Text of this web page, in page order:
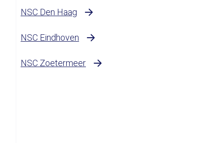
NSC Den Haag
NSC Eindhoven
NSC Zoetermeer